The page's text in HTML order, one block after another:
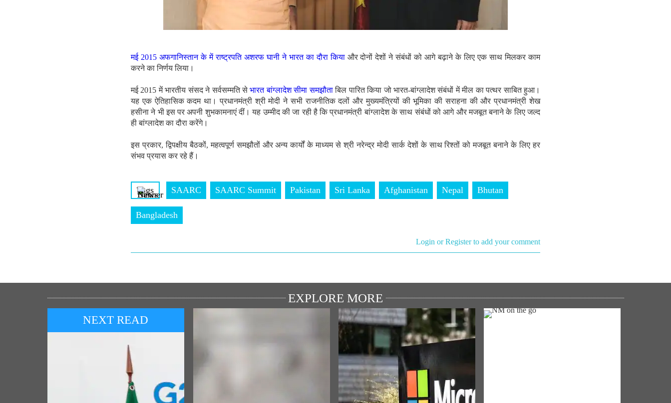
मई 2015 अफगानिस्तान के में राष्ट्रपति अशरफ घानी ने भारत का दौरा कियाऔर दोनों देशों ने संबंधों को आगे बढ़ाने के लिए एक साथ मिलकर काम
करने का निर्णय लिया।
मई 2015 में भारतीय संसद ने सर्वसम्मति सेभारत बांग्लादेश सीमा समझौताबिल पारित किया जो भारत-बांग्लादेश संबंधों में मील का पत्थर साबित हुआ।
यह एक ऐतिहासिक कदम था। प्रधानमंत्री श्री मोदी ने सभी राजनीतिक दलों और मुख्यमंत्रियों की भूमिका की सराहना की और प्रधानमंत्री शेख
हसीना ने भी इस पर अपनी शुभकामनाएं दीं। यह उम्मीद की जा रही है कि प्रधानमंत्री बांग्लादेश के साथ संबंधों को आगे और मजबूत बनाने के लिए जल्द
ही बांग्लादेश का दौरा करेंगे।
इस प्रकार, द्विपक्षीय बैठकों, महत्वपूर्ण समझौतों और अन्य कार्यों के माध्यम से श्री नरेन्द्र मोदी सार्क देशों के साथ रिश्तों को मजबूत बनाने के लिए हर
संभव प्रयास कर रहे हैं।
Tags SAARC SAARC Summit Pakistan Sri Lanka Afghanistan Nepal Bhutan
Bangladesh
Login or Register to add your comment
EXPLORE MORE
NEXT READ